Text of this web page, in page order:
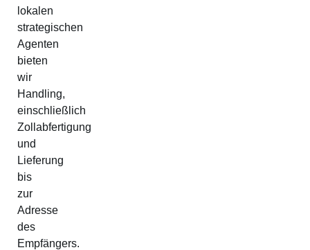
lokalen
strategischen
Agenten
bieten
wir
Handling,
einschließlich
Zollabfertigung
und
Lieferung
bis
zur
Adresse
des
Empfängers.